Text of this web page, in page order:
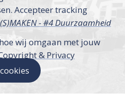
Accepteer tracking
- #4 Duurzaamheid
wij omgaan met jouw
& Privacy